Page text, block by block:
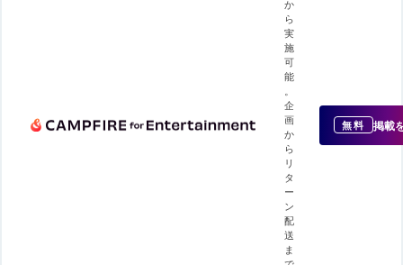
か
ら
実
施
可
能
企
画
か
ら
リ
タ
ー
ン
配
送
ま
無料 掲載